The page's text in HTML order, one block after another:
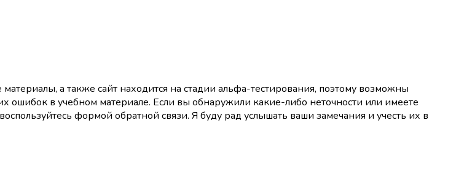
а также сайт находится на стадии альфа-тестирования, поэтому возможны
в учебном материале. Если вы обнаружили какие-либо неточности или имеете
формой обратной связи. Я буду рад услышать ваши замечания и учесть их в